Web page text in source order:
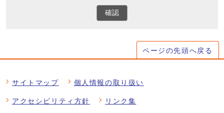
確認
ページの先頭へ戻る
サイトマップ 個人情報の取り扱い
アクセシビリティ方針 リンク集